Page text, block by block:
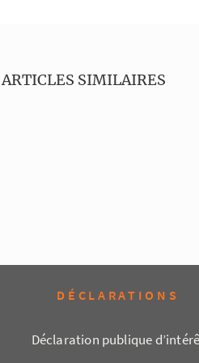
ARTICLES SIMILAIRES
DÉCLARATIONS
Déclaration publique